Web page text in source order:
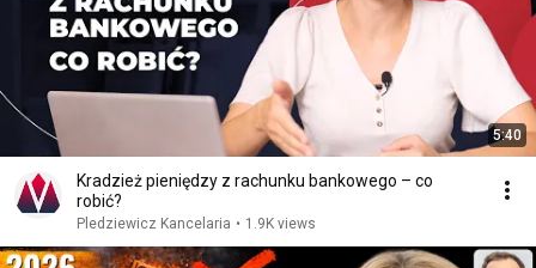
5:40
Kradzież pieniędzy z rachunku bankowego – co
robić?
Pledziewicz Kancelaria • 1.9K views